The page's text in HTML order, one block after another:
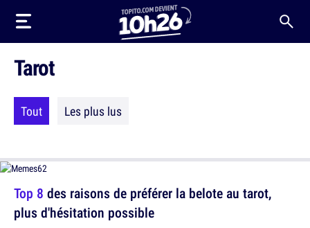
Tarot
Tout Les plus lus
Top 8 des raisons de préférer la belote au tarot,
plus d'hésitation possible